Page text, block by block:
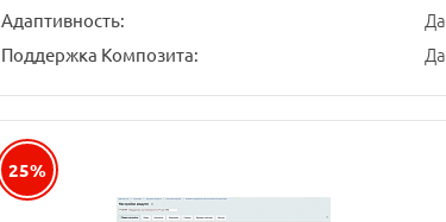
Адаптивность: Да
Поддержка Композита: Да
25%